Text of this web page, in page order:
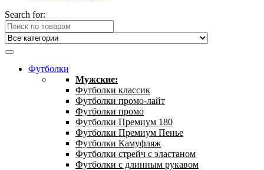
Search for:
Футболки
Мужские:
Футболки классик
Футболки промо-лайт
Футболки промо
Футболки Премиум 180
Футболки Премиум Пенье
Футболки Камуфляж
Футболки стрейч с эластаном
Футболки с длинным рукавом